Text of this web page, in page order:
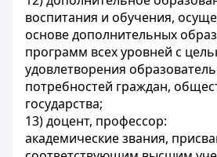
воспитания и обучения,
основе дополнительных
программ всех уровней с
удовлетворения
потребностей граждан,
государства;
13) доцент, профессор:
академические звания,